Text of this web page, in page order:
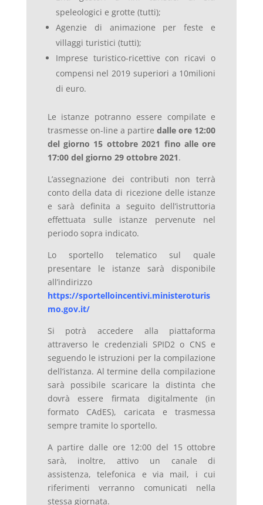
speleologici e grotte (tutti);
Agenzie di animazione per feste e
villaggi turistici (tutti);
Imprese turistico-ricettive con ricavi o
compensi nel 2019 superiori a 10milioni
di euro.
Le istanze potranno essere compilate e
trasmesse on-line a partiredalle ore 12:00
del giorno 15 ottobre 2021 fino alle ore
17:00 del giorno 29 ottobre 2021.
L’assegnazione dei contributi non terrà
conto della data di ricezione delle istanze
e sarà definita a seguito dell’istruttoria
effettuata sulle istanze pervenute nel
periodo sopra indicato.
Lo sportello telematico sul quale
presentare le istanze sarà disponibile
all’indirizzo
https://sportelloincentivi.ministeroturis
mo.gov.it/
Si potrà accedere alla piattaforma
attraverso le credenziali SPID2 o CNS e
seguendo le istruzioni per la compilazione
dell’istanza. Al termine della compilazione
sarà possibile scaricare la distinta che
dovrà essere firmata digitalmente (in
formato CAdES), caricata e trasmessa
sempre tramite lo sportello.
A partire dalle ore 12:00 del 15 ottobre
sarà, inoltre, attivo un canale di
assistenza, telefonica e via mail, i cui
riferimenti verranno comunicati nella
stessa giornata.